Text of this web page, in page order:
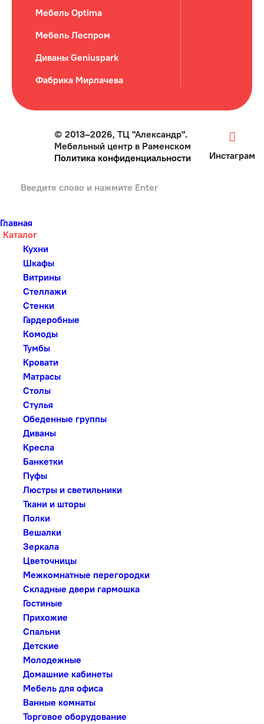
Мебель Optima
Мебель Леспром
Диваны Geniuspark
Фабрика Мирлачева
© 2013–2026, ТЦ "Александр".
Мебельный центр в Раменском
Политика конфиденциальности
Инстаграм
Главная
Каталог
Кухни
Шкафы
Витрины
Стеллажи
Стенки
Гардеробные
Комоды
Тумбы
Кровати
Матрасы
Столы
Стулья
Обеденные группы
Диваны
Кресла
Банкетки
Пуфы
Люстры и светильники
Ткани и шторы
Полки
Вешалки
Зеркала
Цветочницы
Межкомнатные перегородки
Складные двери гармошка
Гостиные
Прихожие
Спальни
Детские
Молодежные
Домашние кабинеты
Мебель для офиса
Ванные комнаты
Торговое оборудование